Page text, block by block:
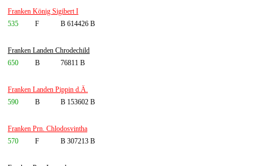
Franken König Sigibert I
535
F B 614426 B
Franken Landen Chrodechild
650
B 76811 B
Franken Landen Pippin d.Ä.
590
B B 153602 B
Franken Prn. Chlodosvintha
570
F B 307213 B